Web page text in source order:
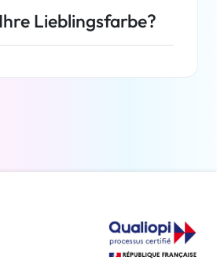
Lieblingsfarbe?